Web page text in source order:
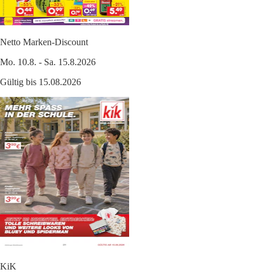
Netto Marken-Discount
Mo. 10.8. - Sa. 15.8.2026
Gültig bis 15.08.2026
KiK